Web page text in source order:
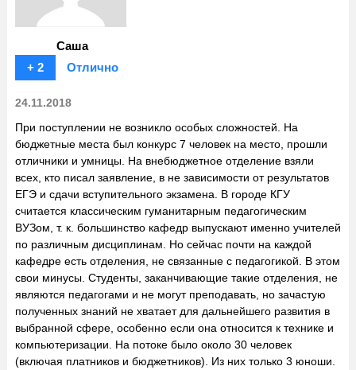
Саша
+ 2
Отлично
24.11.2018
При поступлении не возникло особых сложностей. На
бюджетные места был конкурс 7 человек на место, прошли
отличники и умницы. На внебюджетное отделение взяли
всех, кто писал заявление, в не зависимости от результатов
ЕГЭ и сдачи вступительного экзамена. В городе КГУ
считается классическим гуманитарным педагогическим
ВУЗом, т. к. большинство кафедр выпускают именно учителей
по различным дисциплинам. Но сейчас почти на каждой
кафедре есть отделения, не связанные с педагогикой. В этом
свои минусы. Студенты, заканчивающие такие отделения, не
являются педагогами и не могут преподавать, но зачастую
полученных знаний не хватает для дальнейшего развития в
выбранной сфере, особенно если она относится к технике и
компьютеризации. На потоке было около 30 человек
(включая платников и бюджетников). Из них только 3 юноши.